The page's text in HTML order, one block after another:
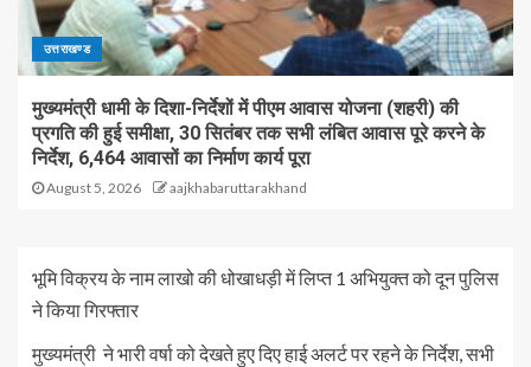
उत्तराखण्ड
मुख्यमंत्री धामी के दिशा-निर्देशों में पीएम आवास योजना (शहरी) की
प्रगति की हुई समीक्षा, 30 सितंबर तक सभी लंबित आवास पूरे करने के
निर्देश, 6,464 आवासों का निर्माण कार्य पूरा
August 5, 2026 aajkhabaruttarakhand
भूमि विक्रय के नाम लाखो की धोखाधड़ी में लिप्त 1 अभियुक्त को दून पुलिस
ने किया गिरफ्तार
मुख्यमंत्री ने भारी वर्षा को देखते हुए दिए हाई अलर्ट पर रहने के निर्देश, सभी